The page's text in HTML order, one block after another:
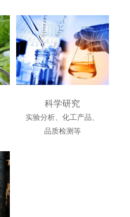
科学研究
实验分析、化工产品、
品质检测等